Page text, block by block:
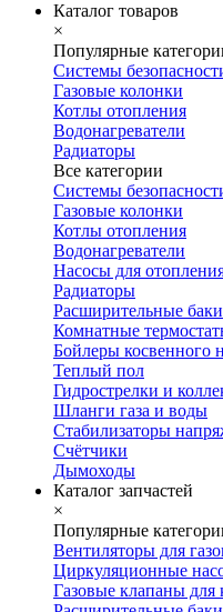
Каталог товаров
×
Популярные
Системы
Газовые колонки
Котлы отопления
Водонагреватели
Радиаторы
Все категории
Системы
Газовые колонки
Котлы отопления
Водонагреватели
Насосы для
Радиаторы
Расширительные баки
Комнатные
Бойлеры косвенного
Теплый пол
Гидрострелки и
Шланги газа и воды
Стабилизаторы
Счётчики
Дымоходы
Каталог запчастей
×
Популярные
Вентиляторы для
Циркуляционные
Газовые клапаны для